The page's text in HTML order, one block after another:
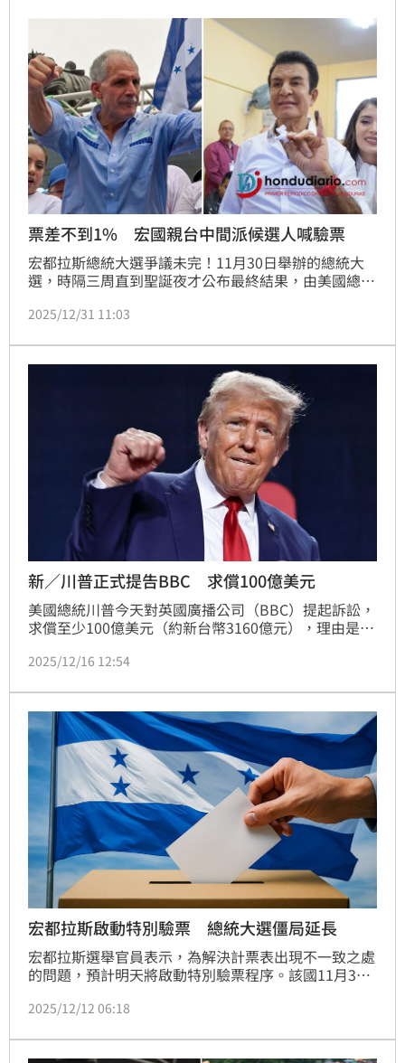
票差不到1% 宏國親台中間派候選人喊驗票
宏都拉斯總統大選爭議未完！11月30日舉辦的總統大
選，時隔三周直到聖誕夜才公布最終結果，由美國總統
親台的中間派候選人納斯拉亞差距不到1%。
2025/12/31 11:03
新／川普正式提告BBC 求償100億美元
美國總統川普今天對英國廣播公司（BBC）提起訴訟，
求償至少100億美元（約新台幣3160億元），理由是
襲前向支持者演說內容。
2025/12/16 12:54
宏都拉斯啟動特別驗票 總統大選僵局延長
宏都拉斯選舉官員表示，為解決計票表出現不一致之處
的問題，預計明天將啟動特別驗票程序。該國11月30
治不確定性。
2025/12/12 06:18